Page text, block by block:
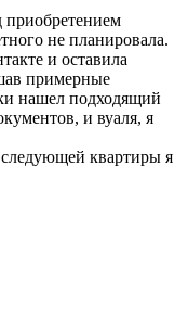
приобретением
не планировала.
и оставила
примерные
нашел подходящий
и вуаля, я
квартиры я